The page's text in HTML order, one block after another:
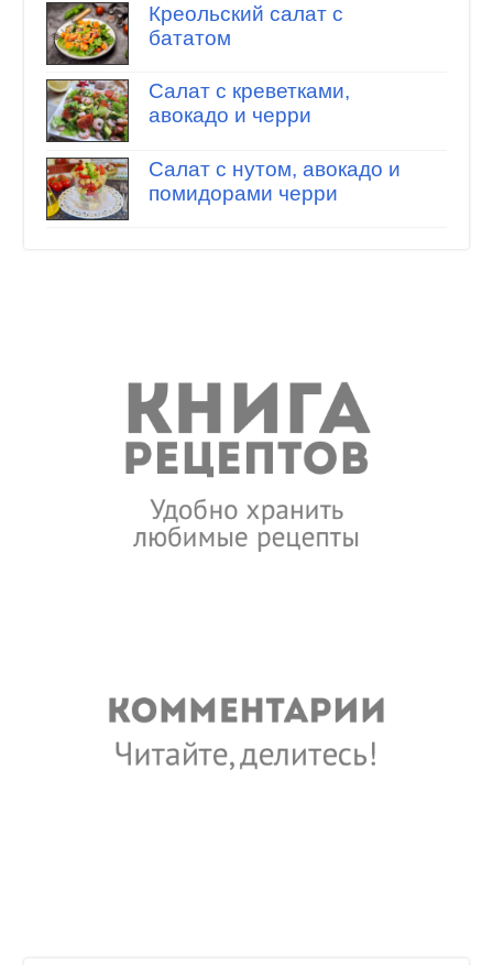
Креольский салат с
бататом
Салат с креветками,
авокадо и черри
Салат с нутом, авокадо и
помидорами черри